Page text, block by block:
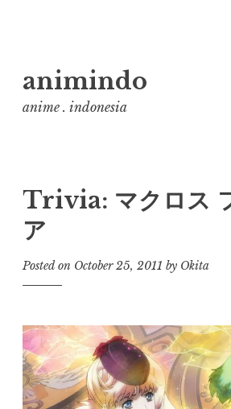
to
content
animindo
anime . indonesia
Trivia: マクロス
ア
Posted on October 25, 2011 by Okita